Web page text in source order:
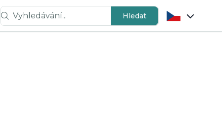
Vyhledávání...
Hledat